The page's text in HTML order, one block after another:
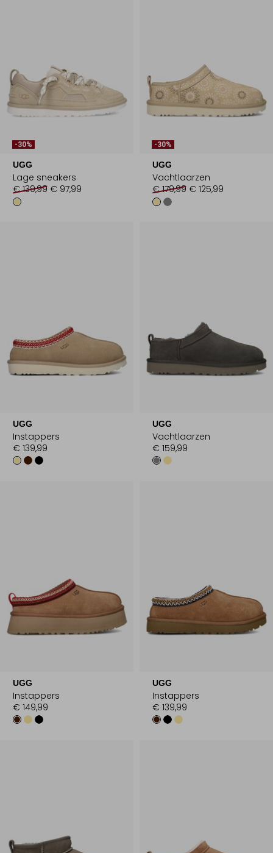
-30%
UGG
Lage sneakers
€ 139,99 € 97,99
-30%
UGG
Vachtlaarzen
€ 179,99 € 125,99
UGG
Instappers
€ 139,99
UGG
Vachtlaarzen
€ 159,99
UGG
Instappers
€ 149,99
UGG
Instappers
€ 139,99